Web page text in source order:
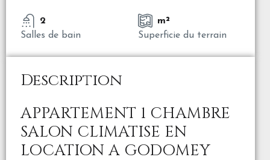
2
Salles de bain
m²
Superficie du terrain
Description
APPARTEMENT 1 CHAMBRE
SALON CLIMATISE EN
LOCATION A GODOMEY